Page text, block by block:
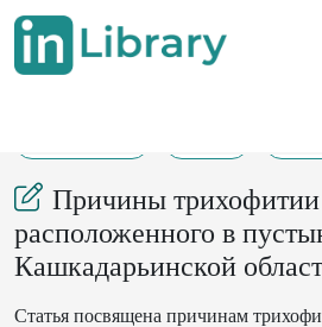
Причины трихофитии
расположенного в
Кашкадарьинской
Статья посвящена причинам